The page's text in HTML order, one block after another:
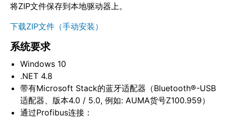
将ZIP文件保存到本地驱动器上。
下载ZIP文件（手动安装）
系统要求
Windows 10
.NET 4.8
带有Microsoft Stack的蓝牙适配器（Bluetooth®-USB
适配器、版本4.0 / 5.0, 例如: AUMA货号Z100.959）
通过Profibus连接：